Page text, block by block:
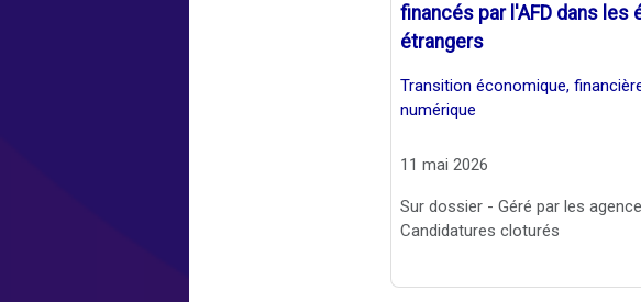
financés par l'AFD dans les
étrangers
Transition économique,
numérique
11 mai 2026
Sur dossier - Géré par les
Candidatures cloturés